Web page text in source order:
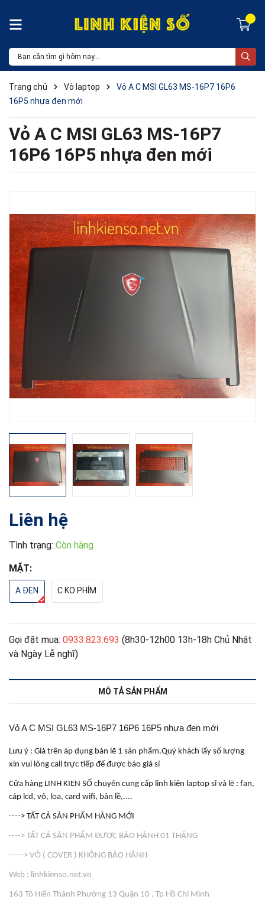
Trang chủ Vỏ laptop
Vỏ A C MSI GL63 MS-16P7 16P6
16P5 nhựa đen mới
Vỏ A C MSI GL63 MS-16P7
16P6 16P5 nhựa đen mới
Liên hệ
Tình trạng: Còn hàng
MẶT:
A ĐEN C KO PHÍM
Gọi đặt mua: 0933.823.693 (8h30-12h00 13h-18h Chủ Nhật
và Ngày Lễ nghĩ)
MÔ TẢ SẢN PHẨM
Vỏ A C MSI GL63 MS-16P7 16P6 16P5 nhựa đen mới
Lưu ý : Giá trên áp dụng bán lẽ 1 sản phẩm.Quý khách lấy số lượng
xin vui lòng call trực tiếp để được báo giá sỉ
Cửa hàng LINH KIỆN SỐ chuyên cung cấp linh kiện laptop sỉ và lẽ : fan,
cáp lcd, vỏ, loa, card wifi, bản lề,....
----> TẤT CẢ SẢN PHẨM HÀNG MỚI
----> TẤT CẢ SẢN PHẨM ĐƯỢC BẢO HÀNH 01 THÁNG
-----> VỎ ( COVER ) KHÔNG BẢO HÀNH
Web : linhkienso.net.vn
163 Tô Hiến Thành Phường 13 Quận 10 , Tp Hồ Chí Minh